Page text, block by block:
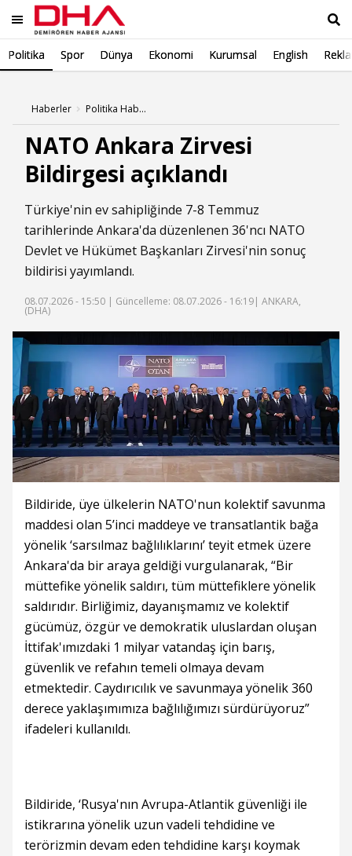
Politika Spor Dünya Ekonomi Kurumsal English
Haberler Politika Haberleri
NATO Ankara Zirvesi
Bildirgesi açıklandı
Türkiye'nin ev sahipliğinde 7-8 Temmuz
tarihlerinde Ankara'da düzenlenen 36'ncı ⁠NATO
Devlet ve Hükümet Başkanları Zirvesi'nin sonuç
bildirisi yayımlandı.
08.07.2026 - 15:50 | Güncelleme: 08.07.2026 - 16:19| ANKARA,
(DHA)
Bildiride, üye ülkelerin NATO'nun kolektif savunma
maddesi olan 5’inci maddeye ve transatlantik bağa
yönelik ‘sarsılmaz bağlılıklarını’ teyit etmek üzere
Ankara'da bir araya geldiği vurgulanarak, “Bir
müttefike yönelik saldırı, tüm müttefiklere yönelik
saldırıdır. Birliğimiz, dayanışmamız ve kolektif
gücümüz, özgür ve demokratik uluslardan oluşan
İttifak'ımızdaki 1 milyar vatandaş için barış,
güvenlik ve refahın temeli olmaya devam
etmektedir. Caydırıcılık ve savunmaya yönelik 360
derece yaklaşımımıza bağlılığımızı sürdürüyoruz”
ifadeleri kullanıldı.
Bildiride, ‘Rusya'nın Avrupa-Atlantik güvenliği ile
istikrarına yönelik uzun vadeli tehdidine ve
terörizmin devam eden tehdidine karşı koymak